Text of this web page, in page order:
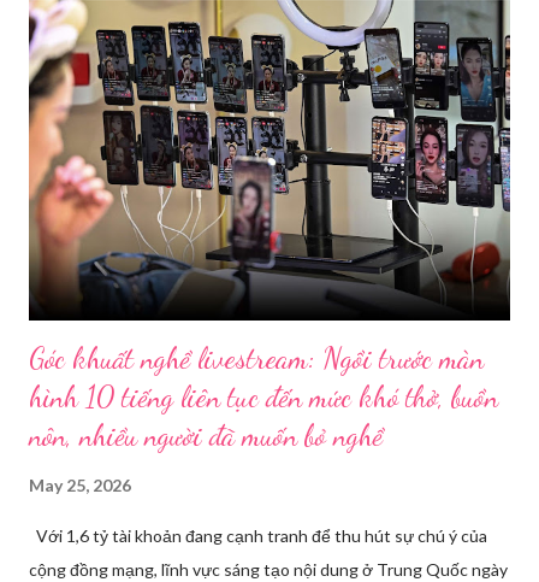
Góc khuất nghề livestream: Ngồi trước màn
hình 10 tiếng liên tục đến mức khó thở, buồn
nôn, nhiều người đã muốn bỏ nghề
May 25, 2026
Với 1,6 tỷ tài khoản đang cạnh tranh để thu hút sự chú ý của
cộng đồng mạng, lĩnh vực sáng tạo nội dung ở Trung Quốc ngày